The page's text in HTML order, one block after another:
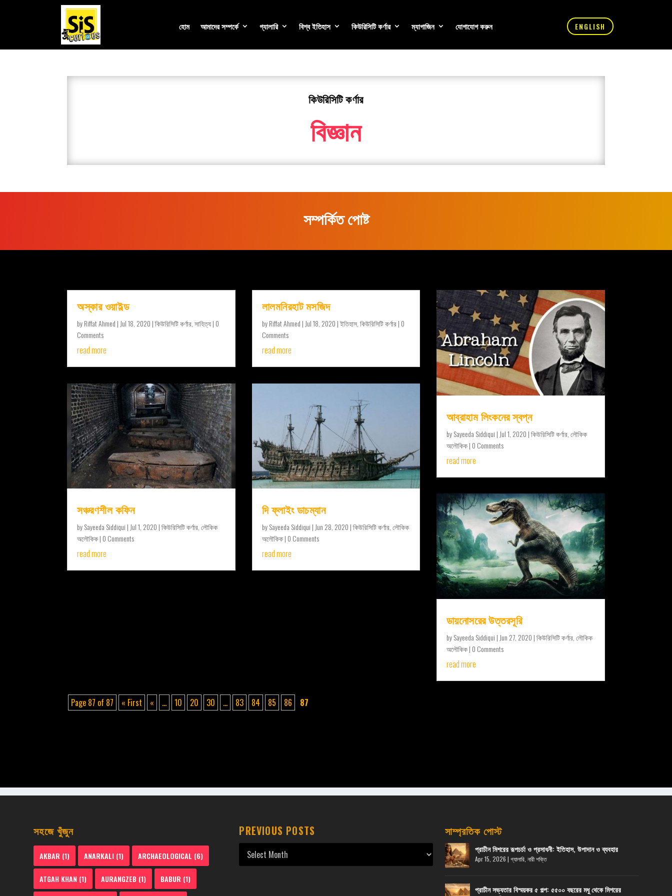
হোম আমাদের সম্পর্কে গ্যালারি বিশ্ব ইতিহাস কিউরিসিটি কর্ণার ম্যাগাজিন যোগাযোগ করুন ENGLISH
কিউরিসিটি কর্ণার
বিজ্ঞান
সম্পর্কিত পোষ্ট
অস্কার ওয়াইল্ড
byRiffat Ahmed | Jul 18, 2020 |কিউরিসিটি কর্ণার,সাহিত্য| 0
Comments
read more
সঞ্চরণশীল কফিন
bySayeeda Siddiqui | Jul 1, 2020 |কিউরিসিটি কর্ণার ,লৌকিক
অলৌকিক| 0 Comments
read more
লালমনিরহাট মসজিদ
byRiffat Ahmed | Jul 18, 2020 |ইতিহাস,কিউরিসিটি কর্ণার| 0
Comments
read more
দি ফ্লাইং ডাচম্যান
bySayeeda Siddiqui | Jun 28, 2020 |কিউরিসিটি কর্ণার, লৌকিক
অলৌকিক| 0 Comments
read more
আব্রাহাম লিংকনের স্বপ্ন
bySayeeda Siddiqui | Jul 1, 2020 |কিউরিসিটি কর্ণার, লৌকিক
অলৌকিক| 0 Comments
read more
ডায়নোসরের উত্তরসূরি
bySayeeda Siddiqui | Jun 27, 2020 |কিউরিসিটি কর্ণার, লৌকিক
অলৌকিক| 0 Comments
read more
Page 87 of 87 « First « ... 10 20 30 ... 83 84 85 86 87
সহজে খুঁজুন
AKBAR (1) ANARKALI (1) ARCHAEOLOGICAL (6)
ATGAH KHAN (1) AURANGZEB (1) BABUR (1)
PREVIOUS POSTS সাম্প্রতিক পোস্ট
প্রাচীন মিশরের রূপচর্চা ও প্রসাধনী: ইতিহাস, উপাদান ও ব্যবহার
Apr 15, 2026 | গ্যালারি, নারী শক্তি
প্রাচীন সভ্যতার বিস্ময়কর ৫ গল্প: ৫৫০০ বছরের মধু থেকে মিশরের